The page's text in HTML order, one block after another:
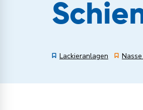
Lackieranlagen